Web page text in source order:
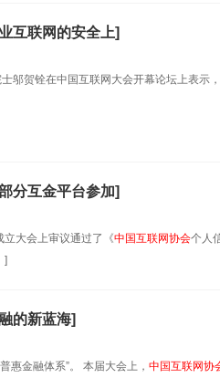
互联网的安全上]
邬贺铨在中国互联网大会开幕论坛上表示
分互金平台参加]
立大会上审议通过了《中国互联网协会个人
]
的新蓝海]
惠金融体系”。 本届大会上， 中国互联网协